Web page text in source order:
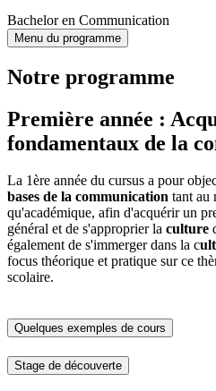
Bachelor en Communication
Menu du programme
Notre programme
Première année :
fondamentaux de la
La 1ère année du cursus a pour
bases de la communication tant au
qu'académique, afin d'acquérir un
général et de s'approprier la culture
également de s'immerger dans la c
focus théorique et pratique sur ce
scolaire.
Quelques exemples de cours
Stage de découverte